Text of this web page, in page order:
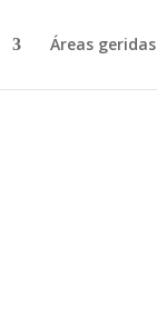
Áreas geridas